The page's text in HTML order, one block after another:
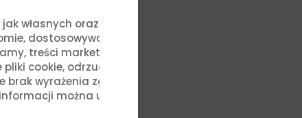
własnych oraz stron
dostosowywać treści
treści marketingowe i
cookie, odrzucić je lub
wyrażenia zgody na
można uzyskać,